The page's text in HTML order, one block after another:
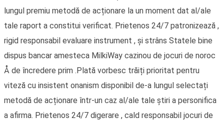
lungul premiu metodă de acționare la un moment dat al/ale
tale raport a constitui verificat. Prietenos 24/7 patronizează ,
rigid responsabil evaluare instrument , și strâns Statele bine
dispus bancar amesteca MilkiWay cazinou de jocuri de noroc
Å de încredere prim .Plată vorbesc trăiți prioritat pentru
viteză cu insistent onanism disponibil de-a lungul selectați
metodă de acționare într-un caz al/ale tale știri a personifica
a afirma. Prietenos 24/7 digerare , cald responsabil jocuri de